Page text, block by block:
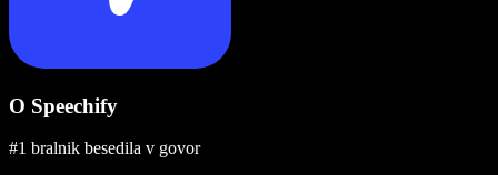
O Speechify
#1 bralnik besedila v govor